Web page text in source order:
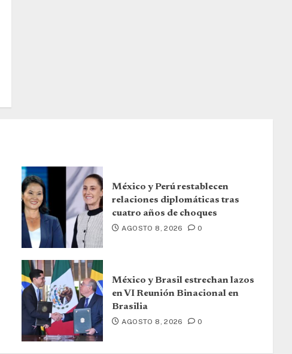
México y Perú restablecen
relaciones diplomáticas tras
cuatro años de choques
AGOSTO 8, 2026 0
México y Brasil estrechan lazos
en VI Reunión Binacional en
Brasilia
AGOSTO 8, 2026 0